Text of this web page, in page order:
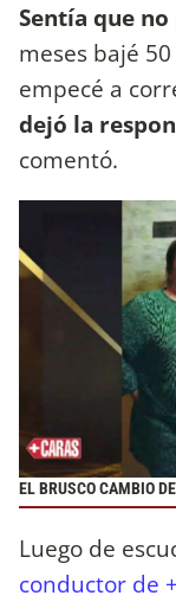
Sentía que
meses bajé
empecé a
dejó la
comentó.
EL BRUSCO CAMBIO
Luego de
conductor de